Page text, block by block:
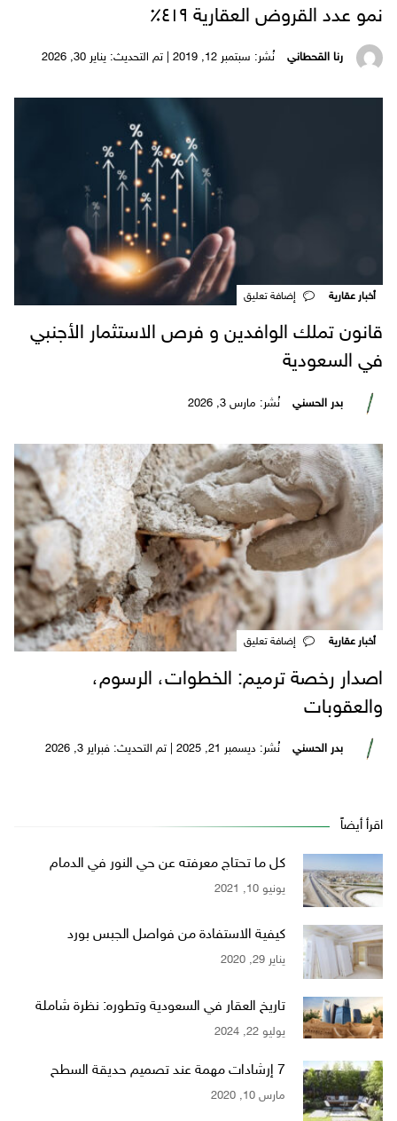
نمو عدد القروض العقارية ٤١٩٪؜
رنا القحطاني نُشر: سبتمبر 12, 2019 | تم التحديث: يناير 30, 2026
أخبار عقارية
قانون تملك الوافدين و فرص الاستثمار الأجنبي
في السعودية
بدر الحسني نُشر: مارس 3, 2026
أخبار عقارية
اصدار رخصة ترميم: الخطوات، الرسوم،
والعقوبات
بدر الحسني نُشر: ديسمبر 21, 2025 | تم التحديث: فبراير 3, 2026
اقرأ أيضاً
كل ما تحتاج معرفته عن حي النور في الدمام
يونيو 10, 2021
كيفية الاستفادة من فواصل الجبس بورد
يناير 29, 2020
تاريخ العقار في السعودية وتطوره: نظرة شاملة
يوليو 22, 2024
7 إرشادات مهمة عند تصميم حديقة السطح
مارس 10, 2020